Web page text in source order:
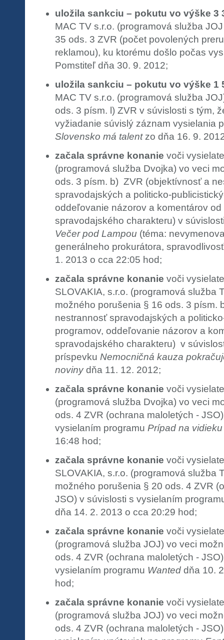
uložila sankciu – pokutu vo výške 3
MAC TV s.r.o. (programová služba
35 ods. 3 ZVR (počet povolených
reklamou), ku ktorému došlo počas
Pomstiteľ dňa 30. 9. 2012;
uložila sankciu – pokutu vo výške 1
MAC TV s.r.o. (programová služba
ods. 3 písm. l) ZVR v súvislosti s tým,
vyžiadanie súvislý záznam vysielania
Slovensko má talentzo dňa 16. 9.
začala správne konanie voči
(programová služba Dvojka) vo veci
ods. 3 písm. b) ZVR (objektívnosť a
spravodajských a politicko-
oddeľovanie názorov a komentárov od
spravodajského charakteru) v
Večer pod Lampou (téma:
generálneho prokurátora,
1. 2013 o cca 22:05 hod;
začala správne konanie voči
SLOVAKIA, s.r.o. (programová služba
možného porušenia § 16 ods. 3 písm.
nestrannosť spravodajských a
programov, oddeľovanie názorov a
spravodajského charakteru) v
príspevku Nemocničná kauza
novinydňa 11. 12. 2012;
začala správne konanie voči
(programová služba Dvojka) vo veci
ods. 4 ZVR (ochrana maloletých -
vysielaním programu Prípad na
16:48 hod;
začala správne konanie voči
SLOVAKIA, s.r.o. (programová služba
možného porušenia § 20 ods. 4 ZVR
JSO) v súvislosti s vysielaním
dňa 14. 2. 2013 o cca 20:29 hod;
začala správne konanie voči
(programová služba JOJ) vo veci
ods. 4 ZVR (ochrana maloletých -
vysielaním programu Wanteddňa 10.
hod;
začala správne konanie voči
(programová služba JOJ) vo veci
ods. 4 ZVR (ochrana maloletých -